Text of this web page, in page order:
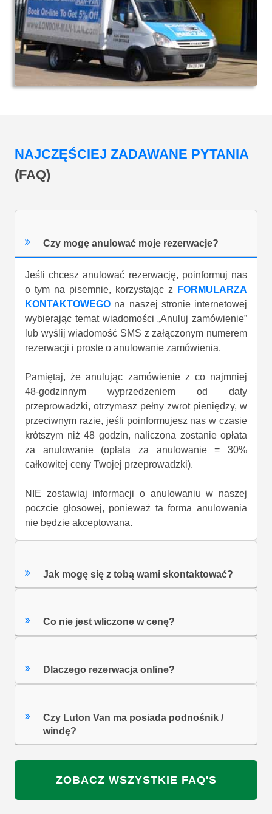
NAJCZĘŚCIEJ ZADAWANE PYTANIA
(FAQ)
Czy mogę anulować moje rezerwacje?
Jeśli chcesz anulować rezerwację, poinformuj nas
o tym na pisemnie, korzystając z
FORMULARZA
KONTAKTOWEGO na naszej stronie internetowej
wybierając temat wiadomości „Anuluj zamówienie”
lub wyślij wiadomość SMS z załączonym numerem
rezerwacji i proste o anulowanie zamówienia.
Pamiętaj, że anulując zamówienie z co najmniej
48-godzinnym wyprzedzeniem od daty
przeprowadzki, otrzymasz pełny zwrot pieniędzy, w
przeciwnym razie, jeśli poinformujesz nas w czasie
krótszym niż 48 godzin, naliczona zostanie opłata
za anulowanie (opłata za anulowanie = 30%
całkowitej ceny Twojej przeprowadzki).
NIE zostawiaj informacji o anulowaniu w naszej
poczcie głosowej, ponieważ ta forma anulowania
nie będzie akceptowana.
Jak mogę się z tobą wami skontaktować?
Co nie jest wliczone w cenę?
Dlaczego rezerwacja online?
Czy Luton Van ma posiada podnośnik /
windę?
ZOBACZ WSZYSTKIE FAQ'S